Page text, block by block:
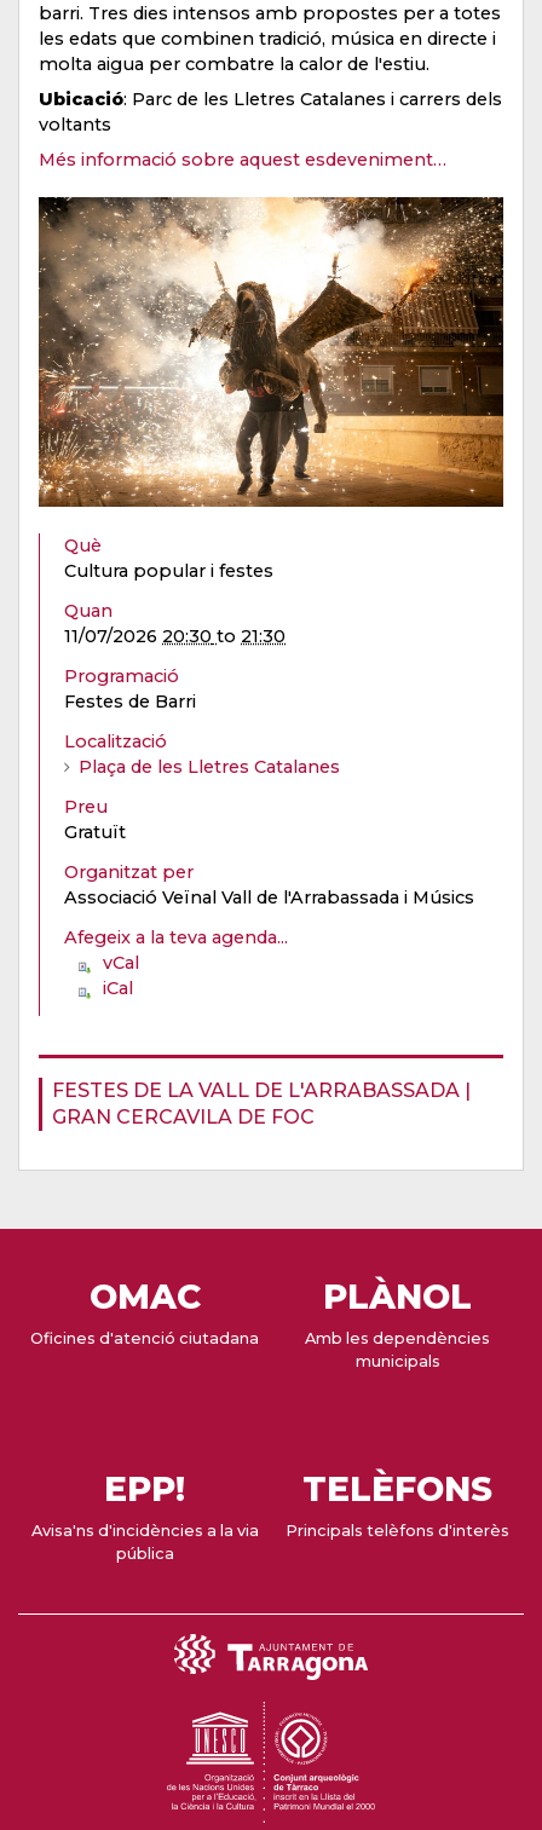
FESTES DE LA VALL DE L'ARRABASSADA |
GRAN CERCAVILA DE FOC
barri. Tres dies intensos amb propostes per a totes
les edats que combinen tradició, música en directe i
molta aigua per combatre la calor de l'estiu.
Ubicació: Parc de les Lletres Catalanes i carrers dels
voltants
Més informació sobre aquest esdeveniment…
Què
Cultura popular i festes
Quan
11/07/2026 20:30 to 21:30
Programació
Festes de Barri
Localització
Plaça de les Lletres Catalanes
Preu
Gratuït
Organitzat per
Associació Veïnal Vall de l'Arrabassada i Músics
Afegeix a la teva agenda...
vCal
iCal
OMAC
Oficines d'atenció ciutadana
PLÀNOL
Amb les dependències
municipals
EPP!
Avisa'ns d'incidències a la via
pública
TELÈFONS
Principals telèfons d'interès